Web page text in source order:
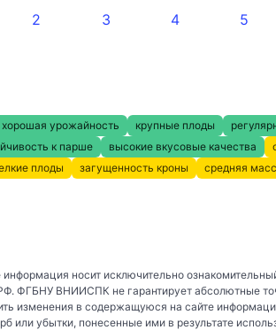
2 3 4 5
хорошая урожайность крупные плоды
к парше высокие вкусовые качества
плоды загущенность кроны средняя
носит исключительно
ФГБНУ ВНИИСПК не гарантирует абсолютные
изменения в содержащуюся на сайте
или убытки, понесенные ими в результате